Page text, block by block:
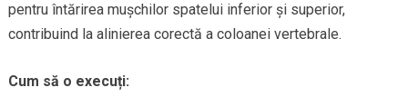
pentru întărirea mușchilor spatelui inferior și superior,
contribuind la alinierea corectă a coloanei vertebrale.
Cum să o execuți: